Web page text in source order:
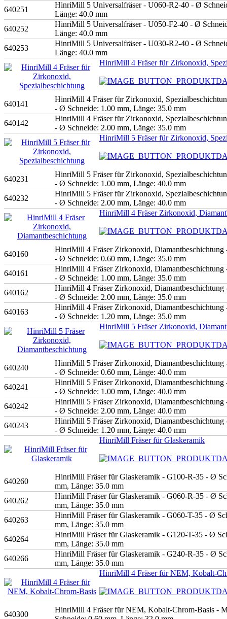
640251
HinriMill 5 Universalfräser - U060-R2-40 - Ø
Länge: 40.0 mm
640252
HinriMill 5 Universalfräser - U050-F2-40 - Ø
Länge: 40.0 mm
640253
HinriMill 5 Universalfräser - U030-R2-40 - Ø
Länge: 40.0 mm
HinriMill 4 Fräser für Zirkonoxid,
640141
HinriMill 4 Fräser für Zirkonoxid,
- Ø Schneide: 1.00 mm, Länge: 35.0 mm
640142
HinriMill 4 Fräser für Zirkonoxid,
- Ø Schneide: 2.00 mm, Länge: 35.0 mm
HinriMill 5 Fräser für Zirkonoxid,
640231
HinriMill 5 Fräser für Zirkonoxid,
- Ø Schneide: 1.00 mm, Länge: 40.0 mm
640232
HinriMill 5 Fräser für Zirkonoxid,
- Ø Schneide: 2.00 mm, Länge: 40.0 mm
HinriMill 4 Fräser Zirkonoxid,
640160
HinriMill 4 Fräser Zirkonoxid,
- Ø Schneide: 0.60 mm, Länge: 35.0 mm
640161
HinriMill 4 Fräser Zirkonoxid,
- Ø Schneide: 1.00 mm, Länge: 35.0 mm
640162
HinriMill 4 Fräser Zirkonoxid,
- Ø Schneide: 2.00 mm, Länge: 35.0 mm
640163
HinriMill 4 Fräser Zirkonoxid, Diamantbeschichtung
- Ø Schneide: 1.20 mm, Länge: 35.0 mm
HinriMill 5 Fräser Zirkonoxid,
640240
HinriMill 5 Fräser Zirkonoxid,
- Ø Schneide: 0.60 mm, Länge: 40.0 mm
640241
HinriMill 5 Fräser Zirkonoxid,
- Ø Schneide: 1.00 mm, Länge: 40.0 mm
640242
HinriMill 5 Fräser Zirkonoxid,
- Ø Schneide: 2.00 mm, Länge: 40.0 mm
640243
HinriMill 5 Fräser Zirkonoxid, Diamantbeschichtung
- Ø Schneide: 1.20 mm, Länge: 40.0 mm
HinriMill Fräser für Glaskeramik
640260
HinriMill Fräser für Glaskeramik - G100-R-35 - Ø
mm, Länge: 35.0 mm
640262
HinriMill Fräser für Glaskeramik - G060-R-35 - Ø
mm, Länge: 35.0 mm
640263
HinriMill Fräser für Glaskeramik - G060-T-35 - Ø
mm, Länge: 35.0 mm
640264
HinriMill Fräser für Glaskeramik - G120-T-35 - Ø
mm, Länge: 35.0 mm
640266
HinriMill Fräser für Glaskeramik - G240-R-35 - Ø
mm, Länge: 35.0 mm
HinriMill 4 Fräser für NEM, Kobalt-
640300
HinriMill 4 Fräser für NEM, Kobalt-Chrom-Basis -